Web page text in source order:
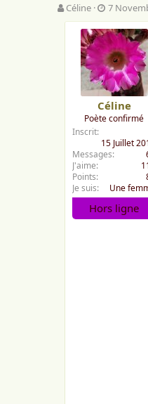
A
u
Céline
D
a
t
e
d
e
d
é
b
u
7
Céline
Poète confirmé
Inscrit
15 Juillet
Messages
J'aime
Points
Je suis
Une
Hors ligne